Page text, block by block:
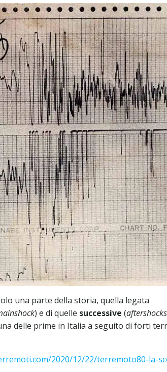
una parte della storia, quella legata
) e di quelle successive (aftershocks
delle prime in Italia a seguito di forti
2020/12/22/terremoto80-la-